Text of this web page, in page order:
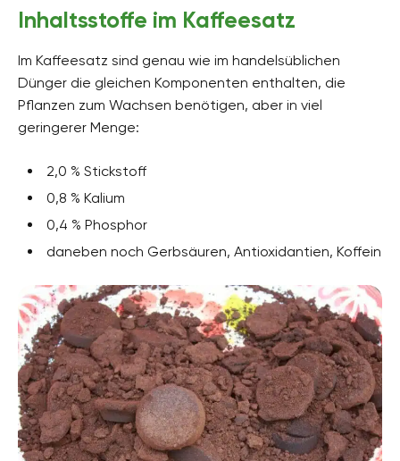
Inhaltsstoffe im Kaffeesatz
Im Kaffeesatz sind genau wie im handelsüblichen
Dünger die gleichen Komponenten enthalten, die
Pflanzen zum Wachsen benötigen, aber in viel
geringerer Menge:
2,0 % Stickstoff
0,8 % Kalium
0,4 % Phosphor
daneben noch Gerbsäuren, Antioxidantien, Koffein